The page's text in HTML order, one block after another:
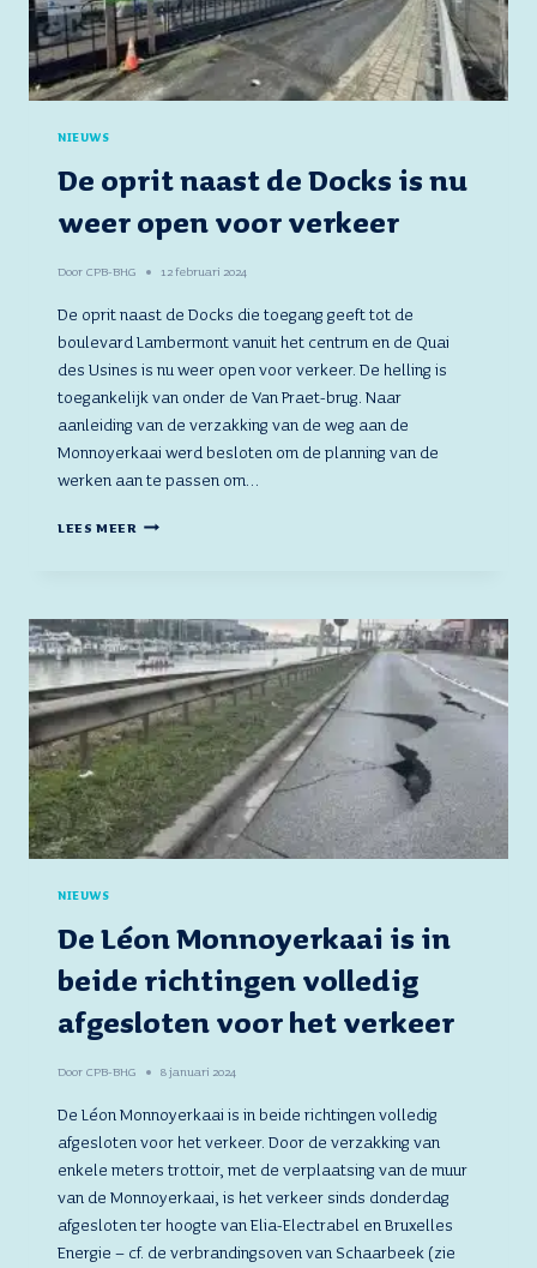
NIEUWS
De oprit naast de Docks is nu
weer open voor verkeer
Door CPB-BHG 12 februari 2024
De oprit naast de Docks die toegang geeft tot de
boulevard Lambermont vanuit het centrum en de Quai
des Usines is nu weer open voor verkeer. De helling is
toegankelijk van onder de Van Praet-brug. Naar
aanleiding van de verzakking van de weg aan de
Monnoyerkaai werd besloten om de planning van de
werken aan te passen om…
LEES MEERDE
IS
NU
WEER
OPEN
VOOR VERKEER
NIEUWS
De Léon Monnoyerkaai is in
beide richtingen volledig
afgesloten voor het verkeer
Door CPB-BHG 8 januari 2024
De Léon Monnoyerkaai is in beide richtingen volledig
afgesloten voor het verkeer. Door de verzakking van
enkele meters trottoir, met de verplaatsing van de muur
van de Monnoyerkaai, is het verkeer sinds donderdag
afgesloten ter hoogte van Elia-Electrabel en Bruxelles
Energie – cf. de verbrandingsoven van Schaarbeek (zie